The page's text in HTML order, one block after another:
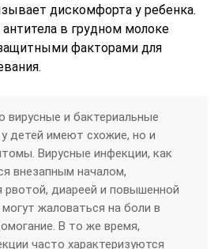
дискомфорта у ребенка.
в грудном молоке
факторами для
вирусные и бактериальные
детей имеют схожие, но и
Вирусные инфекции, как
внезапным началом,
диареей и повышенной
жаловаться на боли в
В то же время,
часто характеризуются